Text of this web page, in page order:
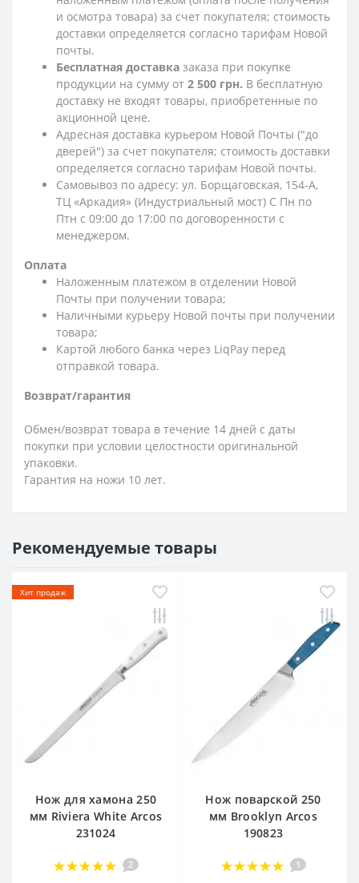
и осмотра товара) за счет покупателя; стоимость
доставки определяется согласно тарифам Новой
почты.
Бесплатная доставка заказа при покупке
продукции на сумму от 2 500 грн. В бесплатную
доставку не входят товары, приобретенные по
акционной цене.
Адресная доставка курьером Новой Почты ("до
дверей") за счет покупателя; стоимость доставки
определяется согласно тарифам Новой почты.
Самовывоз по адресу: ул. Борщаговская, 154-А,
ТЦ «Аркадия» (Индустриальный мост) С Пн по
Птн с 09:00 до 17:00 по договоренности с
менеджером.
Оплата
Наложенным платежом в отделении Новой
Почты при получении товара;
Наличными курьеру Новой почты при получении
товара;
Картой любого банка через LiqPay перед
отправкой товара.
Возврат/гарантия
Обмен/возврат товара в течение 14 дней с даты
покупки при условии целостности оригинальной
упаковки.
Гарантия на ножи 10 лет.
Рекомендуемые товары
Хит продаж
Нож для хамона 250
мм Riviera White Arcos
231024
2
Нож поварской 250
мм Brooklyn Arcos
190823
1